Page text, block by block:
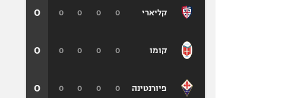
קליארי
קומו
פיורנטינה
0
0
0
0
0
0
0
0
0
0
0
0
0
0
0